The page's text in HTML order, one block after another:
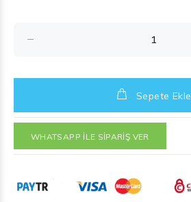
Sepete Ekle
WHATSAPP İLE SİPARİŞ VER